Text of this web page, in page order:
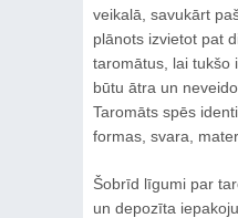
veikalā, savukārt
plānots izvietot pat
taromātus, lai tukšo
būtu ātra un
Taromāts spēs
formas, svara,
Šobrīd līgumi par
un depozīta